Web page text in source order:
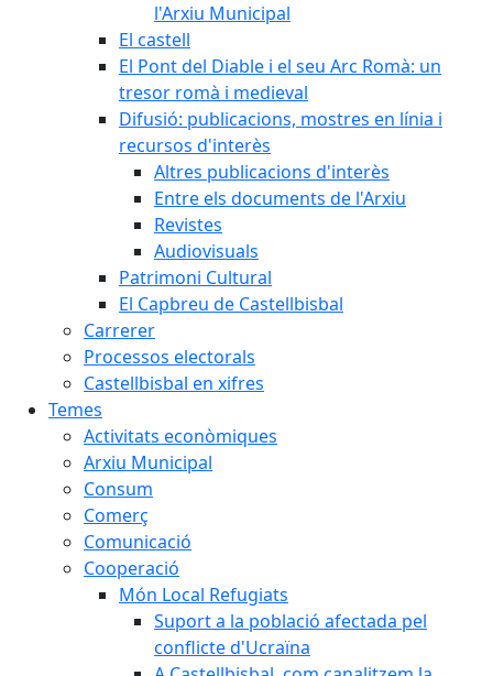
l'Arxiu Municipal
El castell
El Pont del Diable i el seu Arc Romà: un
tresor romà i medieval
Difusió: publicacions, mostres en línia i
recursos d'interès
Altres publicacions d'interès
Entre els documents de l'Arxiu
Revistes
Audiovisuals
Patrimoni Cultural
El Capbreu de Castellbisbal
Carrerer
Processos electorals
Castellbisbal en xifres
Temes
Activitats econòmiques
Arxiu Municipal
Consum
Comerç
Comunicació
Cooperació
Món Local Refugiats
Suport a la població afectada pel
conflicte d'Ucraïna